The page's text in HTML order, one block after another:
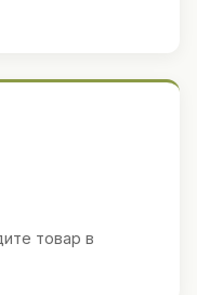
товар в